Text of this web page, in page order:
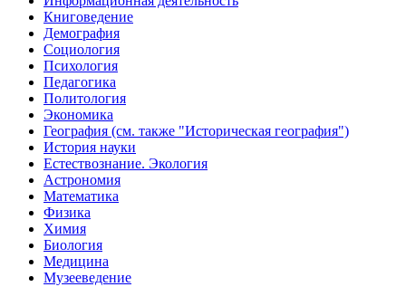
Книговедение
Демография
Социология
Психология
Педагогика
Политология
Экономика
География (см. также "Историческая география")
История науки
Естествознание. Экология
Астрономия
Математика
Физика
Химия
Биология
Медицина
Музееведение